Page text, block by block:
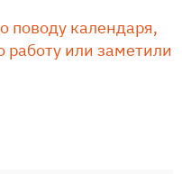
поводу календаря,
работу или заметили